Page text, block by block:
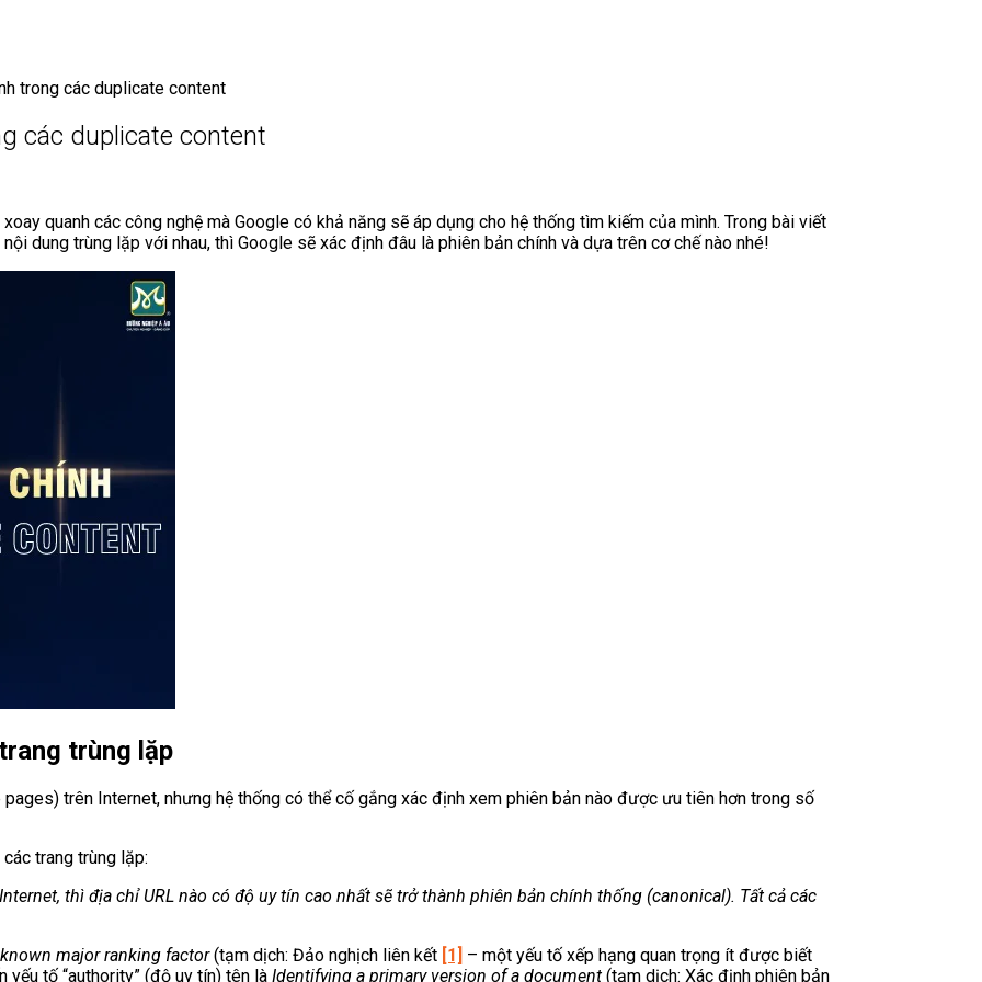
trong các duplicate content
các duplicate content
quanh các công nghệ mà Google có khả năng sẽ áp dụng cho hệ thống tìm kiếm của mình. Trong bài viết
dung trùng lặp với nhau, thì Google sẽ xác định đâu là phiên bản chính và dựa trên cơ chế nào nhé!
trùng lặp
trên Internet, nhưng hệ thống có thể cố gắng xác định xem phiên bản nào được ưu tiên hơn trong số
trang trùng lặp:
thì địa chỉ URL nào có độ uy tín cao nhất sẽ trở thành phiên bản chính thống (canonical). Tất cả các
major ranking factor(tạm dịch: Đảo nghịch liên kết [1] – một yếu tố xếp hạng quan trọng ít được biết
yếu tố “authority” (độ uy tín) tên là Identifying a primary version of a document (tạm dịch: Xác định phiên bản